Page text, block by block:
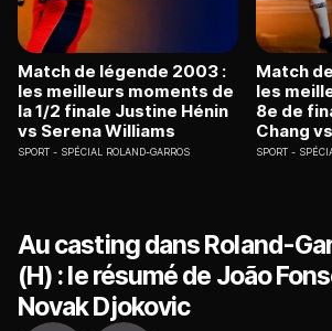
Match de légende 2003 :
les meilleurs moments de
la 1/2 finale Justine Hénin
vs Serena Williams
SPORT SPÉCIAL ROLAND-GARROS
Match
les
8e de
Chang
SPORT
Au casting dans Roland-
(H) : le résumé de João
Novak Djokovic